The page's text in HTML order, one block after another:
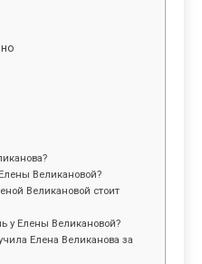
Великановой?
Великановой стоит
у Елены Великановой?
Елена Великанова за